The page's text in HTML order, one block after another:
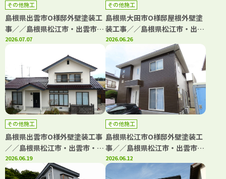
その他施工
島根県出雲市O様邸外壁塗装工
事／／島根県松江市・出雲市・
大田市・雲南市の「きじま塗
装」
2026.07.07
その他施工
島根県大田市O様邸屋根外壁塗
装工事／／島根県松江市・出雲
市・大田市・雲南市・鳥取県米
子市・境港市の「きじま塗装」
2026.06.26
その他施工
島根県出雲市O様外壁塗装工事
／／島根県松江市・出雲市・大
田市・雲南市の「きじま塗装」
2026.06.19
その他施工
島根県松江市O様邸外壁塗装工
事／／島根県松江市・出雲市・
大田市・雲南市・鳥取県米子
市・境港市の「きじま塗装」
2026.06.12